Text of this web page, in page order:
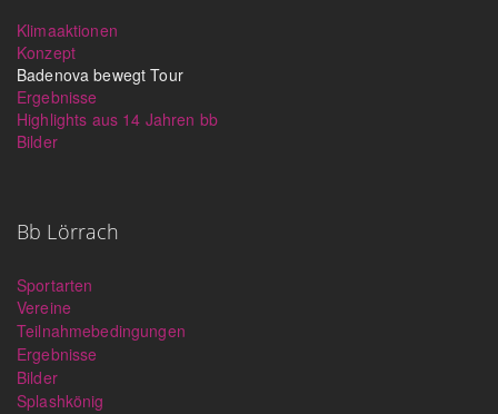
Klimaaktionen
Konzept
Badenova bewegt Tour
Ergebnisse
Highlights aus 14 Jahren bb
Bilder
Bb Lörrach
Sportarten
Vereine
Teilnahmebedingungen
Ergebnisse
Bilder
Splashkönig